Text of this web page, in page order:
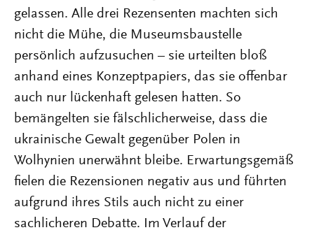
gelassen. Alle drei Rezensenten machten sich
nicht die Mühe, die Museumsbaustelle
persönlich aufzusuchen – sie urteilten bloß
anhand eines Konzeptpapiers, das sie offenbar
auch nur lückenhaft gelesen hatten. So
bemängelten sie fälschlicherweise, dass die
ukrainische Gewalt gegenüber Polen in
Wolhynien unerwähnt bleibe. Erwartungsgemäß
fielen die Rezensionen negativ aus und führten
aufgrund ihres Stils auch nicht zu einer
sachlicheren Debatte. Im Verlauf der